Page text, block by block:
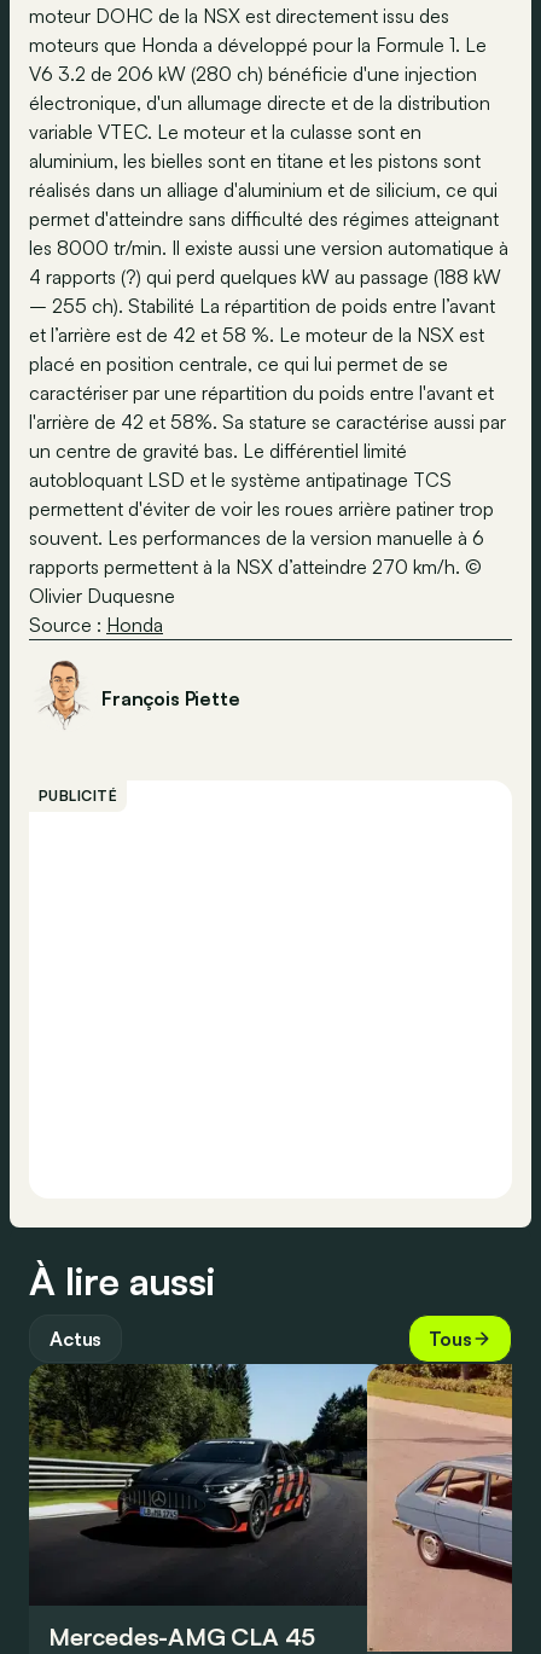
moteur DOHC de la NSX est directement issu des
moteurs que Honda a développé pour la Formule 1. Le
V6 3.2 de 206 kW (280 ch) bénéficie d'une injection
électronique, d'un allumage directe et de la distribution
variable VTEC. Le moteur et la culasse sont en
aluminium, les bielles sont en titane et les pistons sont
réalisés dans un alliage d'aluminium et de silicium, ce qui
permet d'atteindre sans difficulté des régimes atteignant
les 8000 tr/min. Il existe aussi une version automatique à
4 rapports (?) qui perd quelques kW au passage (188 kW
– 255 ch). Stabilité La répartition de poids entre l’avant
et l’arrière est de 42 et 58 %. Le moteur de la NSX est
placé en position centrale, ce qui lui permet de se
caractériser par une répartition du poids entre l'avant et
l'arrière de 42 et 58%. Sa stature se caractérise aussi par
un centre de gravité bas. Le différentiel limité
autobloquant LSD et le système antipatinage TCS
permettent d'éviter de voir les roues arrière patiner trop
souvent. Les performances de la version manuelle à 6
rapports permettent à la NSX d’atteindre 270 km/h. ©
Olivier Duquesne
Source : Honda
François Piette
PUBLICITÉ
À lire aussi
Actus Tous
Mercedes-AMG CLA 45